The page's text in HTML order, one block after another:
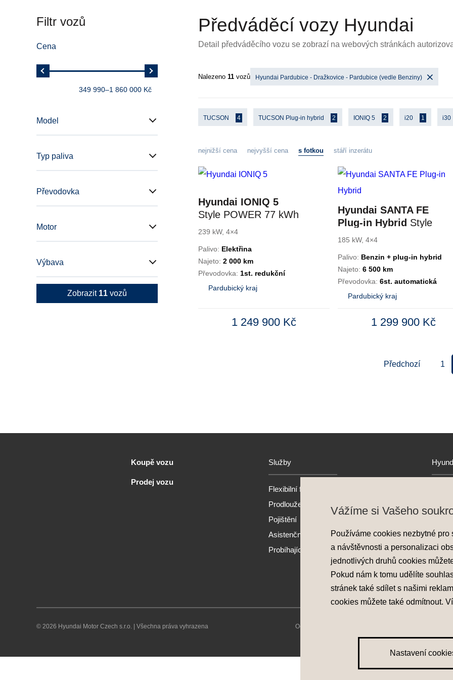
Filtr vozů
Cena
349 990–1 860 000 Kč
Model
Typ paliva
Převodovka
Motor
Výbava
Zobrazit 11 vozů
Předváděcí vozy Hyundai
Detail předváděcího vozu se zobrazí na webových stránkách
Nalezeno 11 vozů Hyundai Pardubice - Dražkovice - Pardubice (vedle Benziny)
TUCSON 4 TUCSON Plug-in hybrid 2 IONIQ 5 2 i20 1 i30
nejnižší cena nejvyšší cena s fotkou stáří inzerátu
Hyundai IONIQ 5
Style POWER 77 kWh
239 kW 4×4
239 kW, 4×4
Palivo: Elektřina
Najeto: 2 000 km
Převodovka: 1st. redukční
Pardubický kraj
1 249 900 Kč
Hyundai SANTA FE
Plug-in Hybrid Style
1,6 T-GDI PHEV
185 kW, 4×4
Palivo: Benzin + plug-in hybrid
Najeto: 6 500 km
Převodovka: 6st. automatická
Pardubický kraj
1 299 900 Kč
Předchozí 1
Koupě vozu
Prodej vozu
Služby
Flexibilní financování
Prodloužená záruka
Pojištění
Asistenční služba
Probíhající akce
Akční
© 2026 Hyundai Motor Czech s.r.o. Všechna práva vyhrazena Ochrana osobních údajů
Vážíme si Vašeho
Používáme cookies nezbytné
a návštěvnosti a personalizaci
jednotlivých druhů cookies
Pokud nám k tomu udělíte
stránek také sdílet s našimi
cookies můžete také odmítnout.
Nastavení